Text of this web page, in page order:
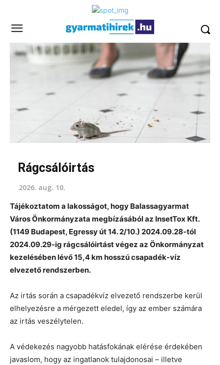
Rágcsálóirtás
2026. aug. 10.
Tájékoztatom a lakosságot, hogy Balassagyarmat
Város Önkormányzata megbízásából az InsetTox Kft.
(1149 Budapest, Egressy út 14. 2/10.) 2024.09.28-tól
2024.09.29-ig rágcsálóirtást végez az Önkormányzat
kezelésében lévő 15,4 km hosszú csapadék-víz
elvezető rendszerben.
Az irtás során a csapadékvíz elvezető rendszerbe kerül
elhelyezésre a mérgezett eledel, így az ember számára
az irtás veszélytelen.
A védekezés nagyobb hatásfokának elérése érdekében
javaslom, hogy az ingatlanok tulajdonosai – illetve